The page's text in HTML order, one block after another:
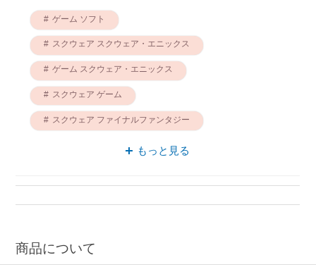
ゲーム ソフト
スクウェア スクウェア・エニックス
ゲーム スクウェア・エニックス
スクウェア ゲーム
スクウェア ファイナルファンタジー
リメイク スクウェア・エニックス
もっと見る
商品について